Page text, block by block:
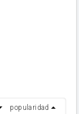
popularidad